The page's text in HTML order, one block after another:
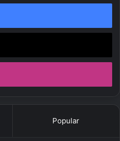
Popular